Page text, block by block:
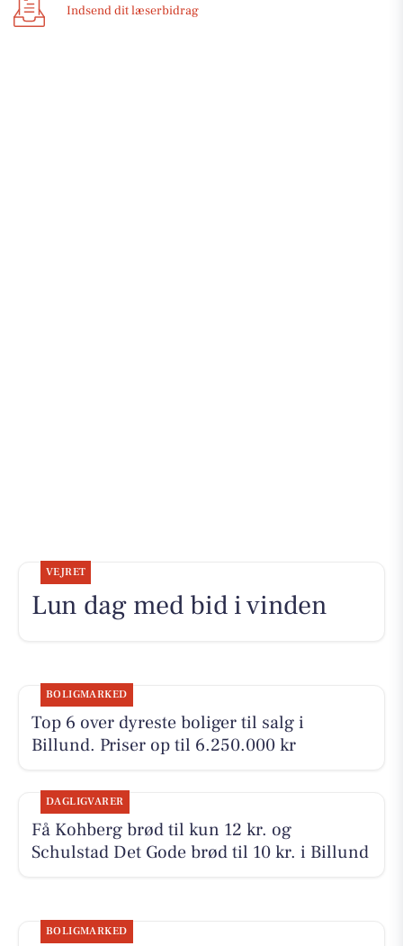
Indsend dit læserbidrag
VEJRET
Lun dag med bid i vinden
BOLIGMARKED
Top 6 over dyreste boliger til salg i
Billund. Priser op til 6.250.000 kr
DAGLIGVARER
Få Kohberg brød til kun 12 kr. og
Schulstad Det Gode brød til 10 kr. i Billund
BOLIGMARKED